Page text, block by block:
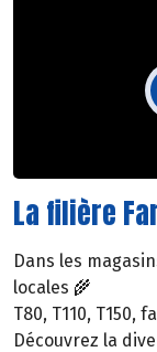
La filière
Dans les
locales 🌾
T80, T110, T150,
Découvrez la